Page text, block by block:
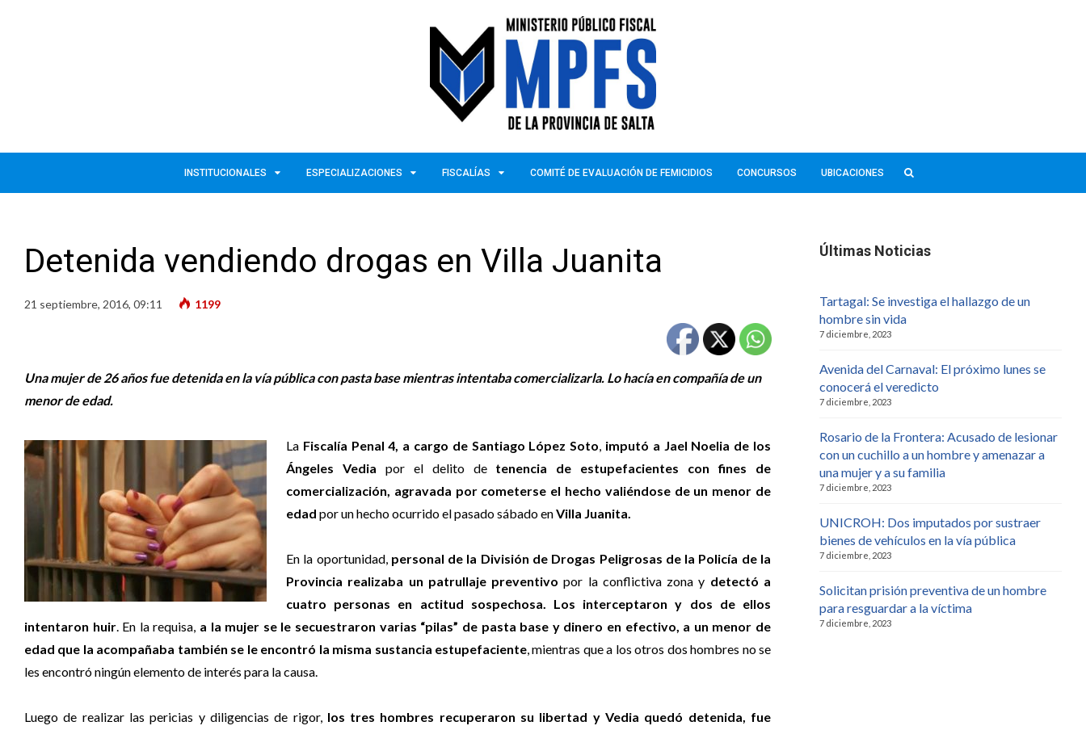
INSTITUCIONALES ESPECIALIZACIONES FISCALÍAS COMITÉ DE EVALUACIÓN DE FEMICIDIOS CONCURSOS UBICACIONES
Detenida vendiendo drogas en Villa Juanita
21 septiembre, 2016, 09:11 1199
Una mujer de 26 años fue detenida en la vía pública con pasta base mientras intentaba comercializarla. Lo hacía en compañía de un
menor de edad.
La Fiscalía Penal 4, a cargo de Santiago López Soto imputó a Jael Noelia de los
Ángeles Vedia por el delito detenencia de estupefacientes con fines de
comercialización, agravada por cometerse el hecho valiéndose de un menor de
edad por un hecho ocurrido el pasado sábado enVilla Juanita.
En la oportunidad, personal de la División de Drogas Peligrosas de la Policía de la
Provincia realizaba un patrullaje preventivo por la conflictiva zona y detectó a
cuatro personas en actitud sospechosa. Los interceptaron y dos de ellos
intentaron huir. En la requisa, a la mujer se le secuestraron varias “pilas” de pasta base y dinero en efectivo, a un menor de
edad que la acompañaba también se le encontró la misma sustancia estupefaciente, mientras que a los otros dos hombres no se
les encontró ningún elemento de interés para la causa.
Luego de realizar las pericias y diligencias de rigor, los tres hombres recuperaron su libertad y Vedia quedó detenida, fue
Últimas Noticias
Tartagal: Se investiga el hallazgo de un
hombre sin vida
7 diciembre, 2023
Avenida del Carnaval: El próximo lunes se
conocerá el veredicto
7 diciembre, 2023
Rosario de la Frontera: Acusado de lesionar
con un cuchillo a un hombre y amenazar a
una mujer y a su familia
7 diciembre, 2023
UNICROH: Dos imputados por sustraer
bienes de vehículos en la vía pública
7 diciembre, 2023
Solicitan prisión preventiva de un hombre
para resguardar a la víctima
7 diciembre, 2023